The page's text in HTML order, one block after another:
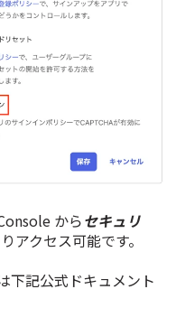
からセキュリ
アクセス可能です。
下記公式ドキュメント